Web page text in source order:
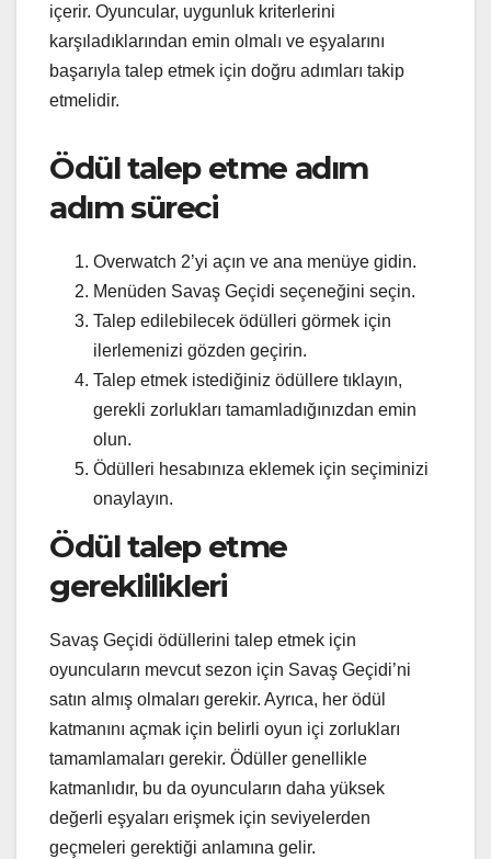
içerir. Oyuncular, uygunluk kriterlerini
karşıladıklarından emin olmalı ve eşyalarını
başarıyla talep etmek için doğru adımları takip
etmelidir.
Ödül talep etme adım
adım süreci
Overwatch 2’yi açın ve ana menüye gidin.
Menüden Savaş Geçidi seçeneğini seçin.
Talep edilebilecek ödülleri görmek için
ilerlemenizi gözden geçirin.
Talep etmek istediğiniz ödüllere tıklayın,
gerekli zorlukları tamamladığınızdan emin
olun.
Ödülleri hesabınıza eklemek için seçiminizi
onaylayın.
Ödül talep etme
gereklilikleri
Savaş Geçidi ödüllerini talep etmek için
oyuncuların mevcut sezon için Savaş Geçidi’ni
satın almış olmaları gerekir. Ayrıca, her ödül
katmanını açmak için belirli oyun içi zorlukları
tamamlamaları gerekir. Ödüller genellikle
katmanlıdır, bu da oyuncuların daha yüksek
değerli eşyaları erişmek için seviyelerden
geçmeleri gerektiği anlamına gelir.